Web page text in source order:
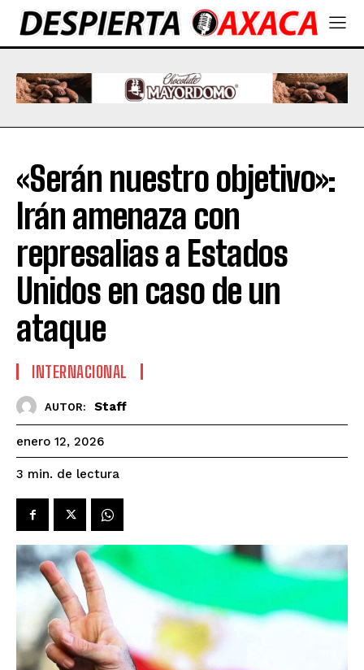
«Serán nuestro objetivo»:
Irán amenaza con
represalias a Estados
Unidos en caso de un
ataque
INTERNACIONAL
AUTOR: Staff
enero 12, 2026
3 min. de lectura